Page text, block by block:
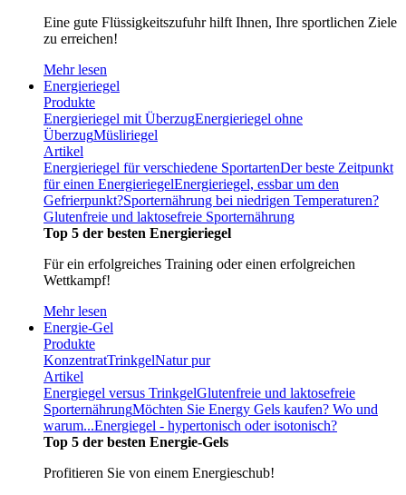
Eine gute Flüssigkeitszufuhr hilft Ihnen, Ihre sportlichen Ziele
zu erreichen!
Mehr lesen
Energieriegel
Produkte
Energieriegel mit ÜberzugEnergieriegel ohne
ÜberzugMüsliriegel
Artikel
Energieriegel für verschiedene SportartenDer beste Zeitpunkt
für einen EnergieriegelEnergieriegel, essbar um den
Gefrierpunkt?Sporternährung bei niedrigen Temperaturen?
Glutenfreie und laktosefreie Sporternährung
Top 5 der besten Energieriegel
Für ein erfolgreiches Training oder einen erfolgreichen
Wettkampf!
Mehr lesen
Energie-Gel
Produkte
KonzentratTrinkgelNatur pur
Artikel
Energiegel versus TrinkgelGlutenfreie und laktosefreie
SporternährungMöchten Sie Energy Gels kaufen? Wo und
warum...Energiegel - hypertonisch oder isotonisch?
Top 5 der besten Energie-Gels
Profitieren Sie von einem Energieschub!